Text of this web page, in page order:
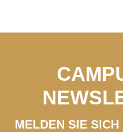
MELDEN SIE SICH